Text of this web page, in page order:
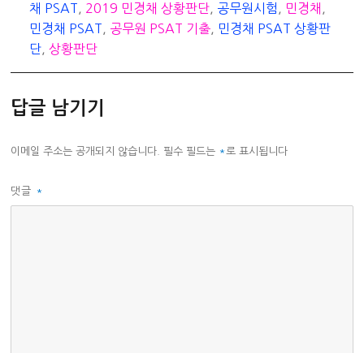
테
고
리
그
채 PSAT
2019 민경채 상황판단 공무원시험 민경채
민경채 PSAT
공무원 PSAT 기출
민경채 PSAT 상황판
단 ,상황판단
답글 남기기
이메일 주소는 공개되지 않습니다. 필수 필드는 * 로 표시됩니다
댓글 *